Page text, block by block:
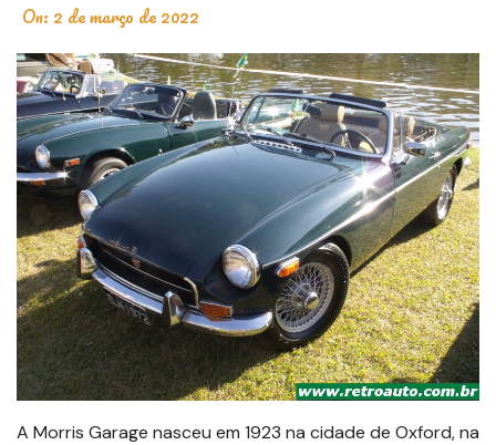
On: 2 de março de 2022
A Morris Garage nasceu em 1923 na cidade de Oxford, na